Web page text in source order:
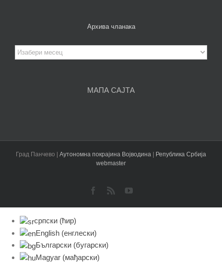
Архива чланака
Архива
чланака
МАПА САЈТА
Град Панчево | Аутономна покрајина Војводина
Република Србија
webmaster
Facebook
Rss YouTube
српски (ћир)
English (енглески)
Български (бугарски)
Magyar (мађарски)